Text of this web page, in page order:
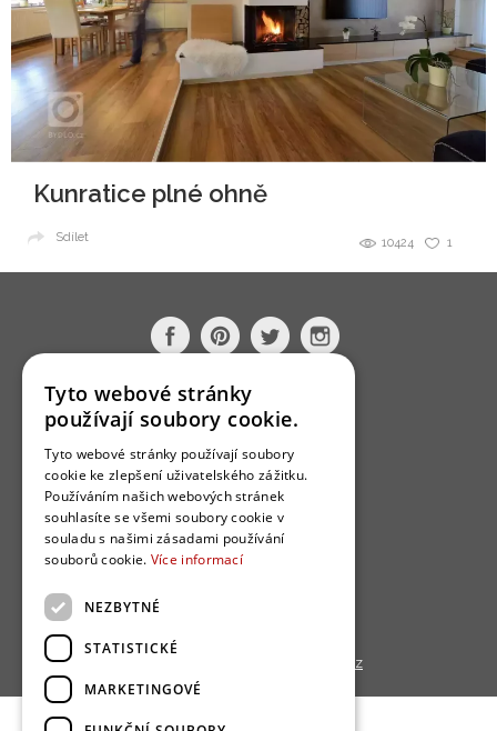
Kunratice plné ohně
1
10424
Sdílet
O nás
Bydlo programy
Jak se zapojit?
Uživatelské podmínky
Ochrana osobních údajú
Bydlo.cz
Tyto webové stránky
používají soubory cookie.
Tyto webové stránky používají soubory
cookie ke zlepšení uživatelského zážitku.
Používáním našich webových stránek
souhlasíte se všemi soubory cookie v
souladu s našimi zásadami používání
souborů cookie. Více informací
NEZBYTNÉ
STATISTICKÉ
MARKETINGOVÉ